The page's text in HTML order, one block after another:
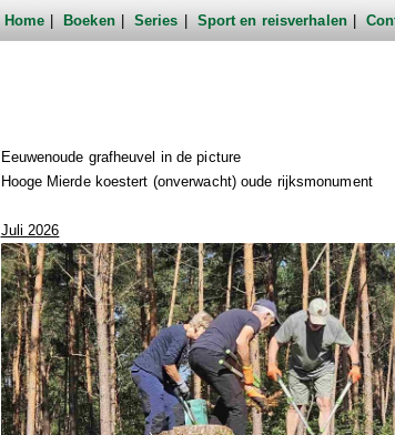
Home Boeken Series Sport en reisverhalen
Eeuwenoude grafheuvel in de picture
Hooge Mierde koestert (onverwacht) oude rijksmonument
Juli 2026